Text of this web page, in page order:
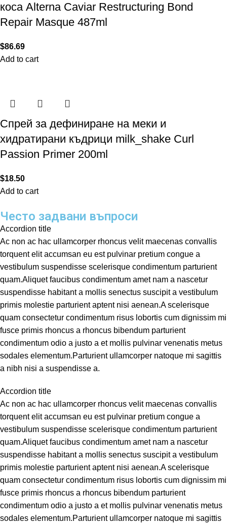
коса Alterna Caviar Restructuring Bond
Repair Masque 487ml
$86.69
Add to cart
Спрей за дефиниране на меки и
хидратирани къдрици milk_shake Curl
Passion Primer 200ml
$18.50
Add to cart
Често задвани въпроси
Accordion title
Ac non ac hac ullamcorper rhoncus velit maecenas convallis
torquent elit accumsan eu est pulvinar pretium congue a
vestibulum suspendisse scelerisque condimentum parturient
quam.Aliquet faucibus condimentum amet nam a nascetur
suspendisse habitant a mollis senectus suscipit a vestibulum
primis molestie parturient aptent nisi aenean.A scelerisque
quam consectetur condimentum risus lobortis cum dignissim mi
fusce primis rhoncus a rhoncus bibendum parturient
condimentum odio a justo a et mollis pulvinar venenatis metus
sodales elementum.Parturient ullamcorper natoque mi sagittis
a nibh nisi a suspendisse a.
Accordion title
Ac non ac hac ullamcorper rhoncus velit maecenas convallis
torquent elit accumsan eu est pulvinar pretium congue a
vestibulum suspendisse scelerisque condimentum parturient
quam.Aliquet faucibus condimentum amet nam a nascetur
suspendisse habitant a mollis senectus suscipit a vestibulum
primis molestie parturient aptent nisi aenean.A scelerisque
quam consectetur condimentum risus lobortis cum dignissim mi
fusce primis rhoncus a rhoncus bibendum parturient
condimentum odio a justo a et mollis pulvinar venenatis metus
sodales elementum.Parturient ullamcorper natoque mi sagittis